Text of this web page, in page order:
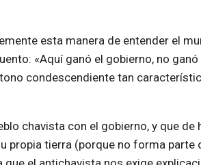
esta manera de entender el
«Aquí ganó el gobierno, no
condescendiente tan
chavista con el gobierno, y que
propia tierra (porque no forma parte